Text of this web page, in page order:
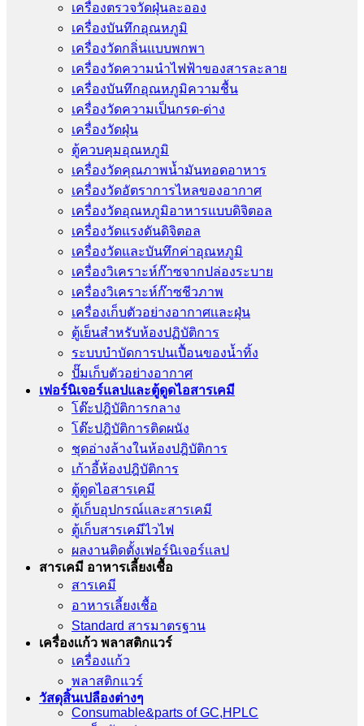
เครื่องตรวจวัดฝุ่นละออง
เครื่องบันทึกอุณหภูมิ
เครื่องวัดกลิ่นแบบพกพา
เครื่องวัดความนําไฟฟ้าของสารละลาย
เครื่องบันทึกอุณหภูมิความชื้น
เครื่องวัดความเป็นกรด-ด่าง
เครื่องวัดฝุ่น
ตู้ควบคุมอุณหภูมิ
เครื่องวัดคุณภาพน้ำมันทอดอาหาร
เครื่องวัดอัตราการไหลของอากาศ
เครื่องวัดอุณหภูมิอาหารแบบดิจิตอล
เครื่องวัดแรงดันดิจิตอล
เครื่องวัดและบันทึกค่าอุณหภูมิ
เครื่องวิเคราะห์ก๊าซจากปล่องระบาย
เครื่องวิเคราะห์ก๊าซชีวภาพ
เครื่องเก็บตัวอย่างอากาศเเละฝุ่น
ตู้เย็นสำหรับห้องปฏิบัติการ
ระบบบำบัดการปนเปื้อนของน้ำทิ้ง
ปั๊มเก็บตัวอย่างอากาศ
เฟอร์นิเจอร์แลปและตู้ดูดไอสารเคมี
โต๊ะปฎิบัติการกลาง
โต๊ะปฎิบัติการติดผนัง
ชุดอ่างล้างในห้องปฎิบัติการ
เก้าอี้ห้องปฎิบัติการ
ตู้ดูดไอสารเคมี
ตู้เก็บอุปกรณ์เเละสารเคมี
ตู้เก็บสารเคมีไวไฟ
ผลงานติดตั้งเฟอร์นิเจอร์เเลป
สารเคมี อาหารเลี้ยงเชื้อ
สารเคมี
อาหารเลี้ยงเชื้อ
Standard สารมาตรฐาน
เครื่องเเก้ว พลาสติกแวร์
เครื่องเเก้ว
พลาสติกแวร์
วัสดุสิ้นเปลืองต่างๆ
Consumable&parts of GC,HPLC